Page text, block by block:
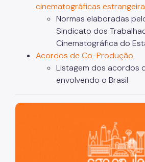
cinematográficas
Normas elaboradas
Sindicato dos
Cinematográfica do
Acordos de Co-Produção
Listagem dos acordos
envolvendo o Brasil
São Paulo, cidade inteligente,